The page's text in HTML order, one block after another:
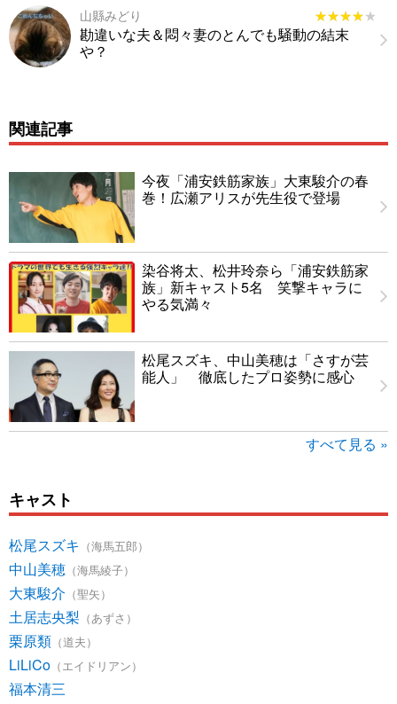
山縣みどり ★★★★★
★★★★★
勘違いな夫＆悶々妻のとんでも騒動の結末
や？
関連記事
今夜「浦安鉄筋家族」大東駿介の春
巻！広瀬アリスが先生役で登場
染谷将太、松井玲奈ら「浦安鉄筋家
族」新キャスト5名 笑撃キャラに
やる気満々
松尾スズキ、中山美穂は「さすが芸
能人」 徹底したプロ姿勢に感心
すべて見る »
キャスト
松尾スズキ （海馬五郎）
中山美穂 （海馬綾子）
大東駿介 （聖矢）
土居志央梨 （あずさ）
栗原類 （道夫）
LiLiCo （エイドリアン）
福本清三